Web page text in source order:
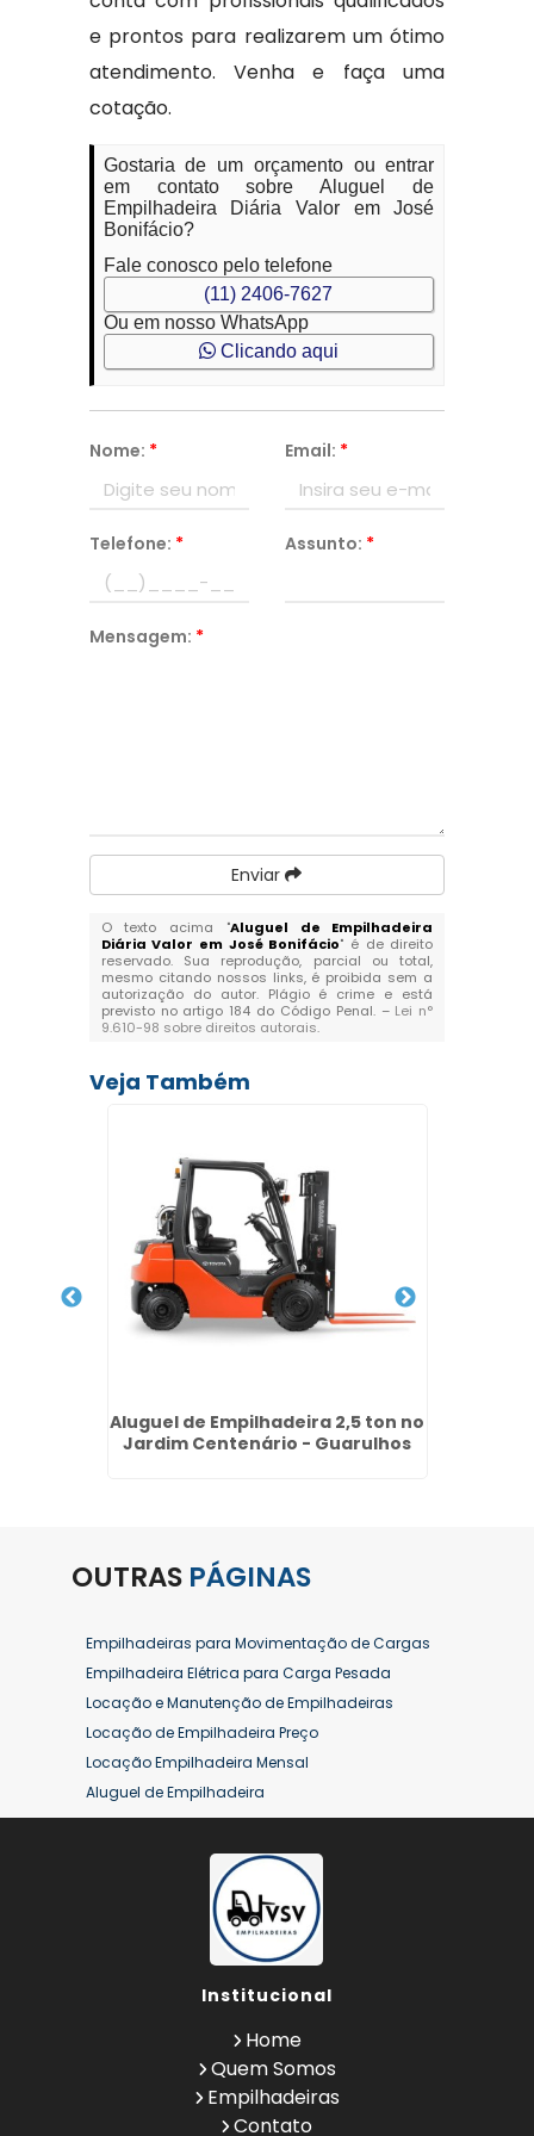
e prontos para realizarem um ótimo
atendimento. Venha e faça uma
cotação.
Gostaria de um orçamento ou entrar
em contato sobre Aluguel de
Empilhadeira Diária Valor em José
Bonifácio?
Fale conosco pelo telefone
(11) 2406-7627
Ou em nosso WhatsApp
Clicando aqui
Nome: * Email: *
Telefone: * Assunto: *
Mensagem: *
Enviar
O texto acima "Aluguel de Empilhadeira
Diária Valor em José Bonifácio" é de direito
reservado. Sua reprodução, parcial ou total,
mesmo citando nossos links, é proibida sem a
autorização do autor. Plágio é crime e está
previsto no artigo 184 do Código Penal. – Lei n°
9.610-98 sobre direitos autorais.
Veja Também
Aluguel de Empilhadeira 2,5 ton no
Jardim Centenário - Guarulhos
OUTRAS PÁGINAS
Empilhadeiras para Movimentação de Cargas
Empilhadeira Elétrica para Carga Pesada
Locação e Manutenção de Empilhadeiras
Locação de Empilhadeira Preço
Locação Empilhadeira Mensal
Aluguel de Empilhadeira
Aluguel de Empilhadeira a Combustão
Aluguel de Empilhadeira Diária Valor
Aluguel de Empilhadeira Elétrica
Aluguel de Empilhadeira Elétrica Preço
Aluguel de Empilhadeira Mensal
Aluguel de Empilhadeira Preço
Aluguel de Empilhadeira Valor
Aluguel de Empilhadeiras Eletricas
Conserto de Empilhadeira
Contrato de Locação de Empilhadeira
Empilhadeira a Combustão
Institucional
Home
Quem Somos
Empilhadeiras
Contato